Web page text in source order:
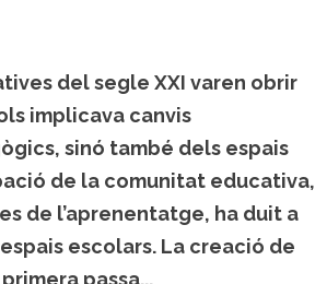
del segle XXI varen obrir
implicava canvis
sinó també dels espais
de la comunitat educativa,
de l’aprenentatge, ha duit a
escolars. La creació de
passa...